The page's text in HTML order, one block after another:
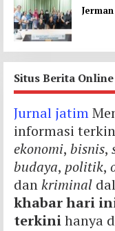
Situs Berita
Jurnal jatim
informasi
ekonomi, bisnis,
budaya, politik,
dankriminal
khabar hari
terkinihanya